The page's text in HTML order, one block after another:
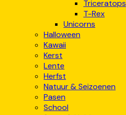
Triceratops
T-Rex
Unicorns
Halloween
Kawaii
Kerst
Lente
Herfst
Natuur & Seizoenen
Pasen
School